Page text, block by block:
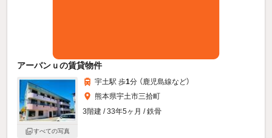
アーバンｕの賃貸物件
すべての写真
宇土駅 歩1分 （鹿児島線など）
熊本県宇土市三拾町
3階建 / 33年5ヶ月 / 鉄骨